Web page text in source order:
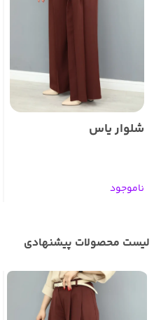
شلوار یاس
ناموجود
لیست محصولات پیشنهادی